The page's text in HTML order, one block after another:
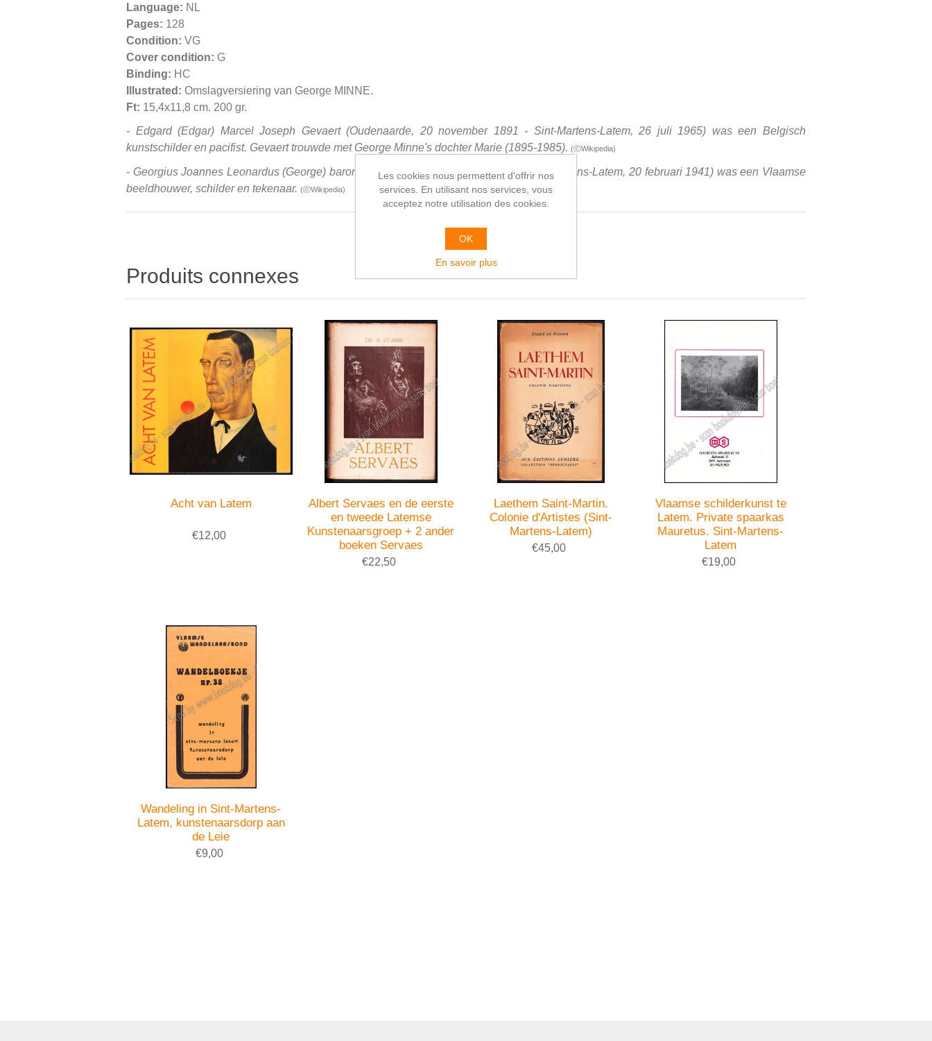
Language: NL
Pages: 128
Condition: VG
Cover condition: G
Binding: HC
Illustrated: Omslagversiering van George MINNE.
Ft: 15,4x11,8 cm. 200 gr.
- Edgard (Edgar) Marcel Joseph Gevaert (Oudenaarde, 20 november 1891 - Sint-Martens-Latem, 26 juli 1965) was een Belgisch
kunstschilder en pacifist. Gevaert trouwde met George Minne's dochter Marie (1895-1985). (ⓒWikipedia)
- Georgius Joannes Leonardus (George) baron Minne (Gent, 30 augustus 1866 - Sint-Martens-Latem, 20 februari 1941) was een Vlaamse
beeldhouwer, schilder en tekenaar. (ⓒWikipedia)
Produits connexes
Acht van Latem
€12,00
Albert Servaes en de eerste
en tweede Latemse
Kunstenaarsgroep + 2 ander
boeken Servaes
€22,50
Laethem Saint-Martin.
Colonie d'Artistes (Sint-
Martens-Latem)
€45,00
Vlaamse schilderkunst te
Latem. Private spaarkas
Mauretus. Sint-Martens-
Latem
€19,00
Wandeling in Sint-Martens-
Latem, kunstenaarsdorp aan
de Leie
€9,00
Les cookies nous permettent d'offrir nos
services. En utilisant nos services, vous
acceptez notre utilisation des cookies.
OK
En savoir plus